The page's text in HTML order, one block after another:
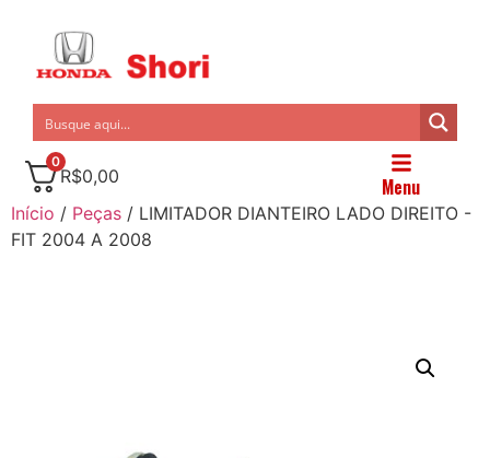
0
R$0,00 Menu
Início / Peças / LIMITADOR DIANTEIRO LADO DIREITO -
FIT 2004 A 2008